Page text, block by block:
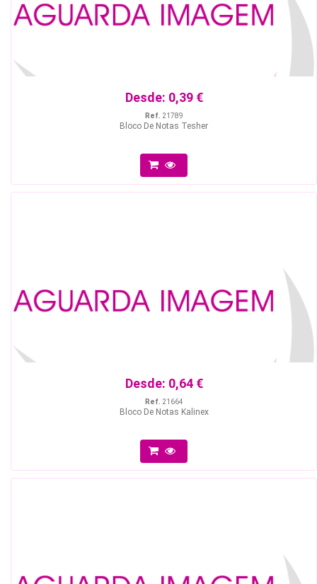
Desde: 0,39 €
Ref. 21789
Bloco De Notas Tesher
Desde: 0,64 €
Ref. 21664
Bloco De Notas Kalinex